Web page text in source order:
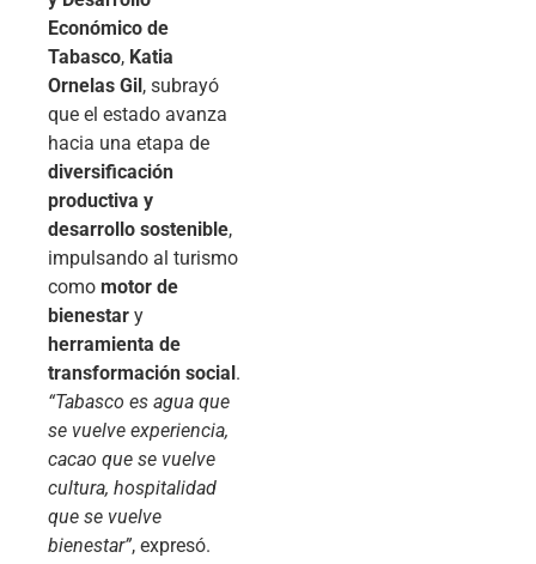
Económico de
Tabasco, Katia
Ornelas Gil, subrayó
que el estado avanza
hacia una etapa de
diversificación
productiva y
desarrollo sostenible,
impulsando al turismo
como motor de
bienestar y
herramienta de
transformación social.
“Tabasco es agua que
se vuelve experiencia,
cacao que se vuelve
cultura, hospitalidad
que se vuelve
bienestar”, expresó.